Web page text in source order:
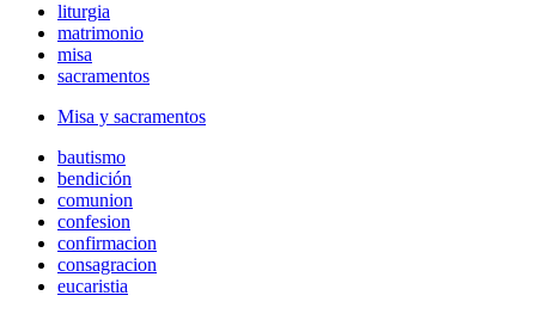
liturgia
matrimonio
misa
sacramentos
Misa y sacramentos
bautismo
bendición
comunion
confesion
confirmacion
consagracion
eucaristia